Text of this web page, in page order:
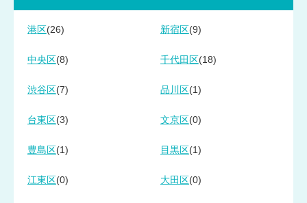
港区 (26) 新宿区 (9)
中央区 (8) 千代田区 (18)
渋谷区 (7) 品川区 (1)
台東区 (3) 文京区 (0)
豊島区 (1) 目黒区 (1)
江東区 (0) 大田区 (0)